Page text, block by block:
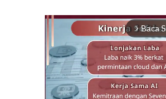
arrow_forward_ios Baca